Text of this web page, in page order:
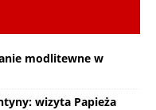
modlitewne w
wizyta Papieża